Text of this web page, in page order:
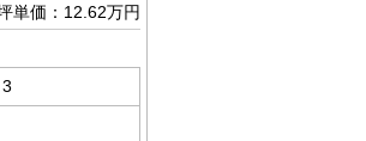
単価：12.62万円
3